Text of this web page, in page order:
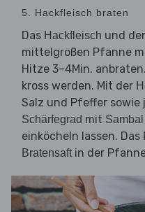
5. Hackfleisch braten
Das Hackfleisch und
mittelgroßen Pfanne
Hitze 3–4Min.
kross werden. Mit der
Salz und Pfeffer sowie
Schärfegrad mit
einköcheln lassen. Das
Bratensaftin der